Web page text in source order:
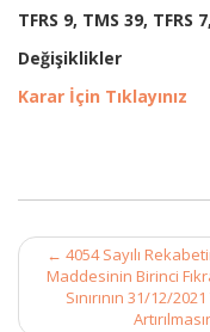
TFRS 9, TMS 39, TFRS
Değişiklikler
Karar İçin Tıklayınız
Post
navigation
← 4054 Sayılı
Maddesinin Birinci
Sınırının 31/12/